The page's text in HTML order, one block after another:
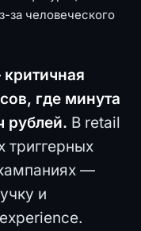
за человеческого
где минута
рублей. В retail
триггерных
—
и